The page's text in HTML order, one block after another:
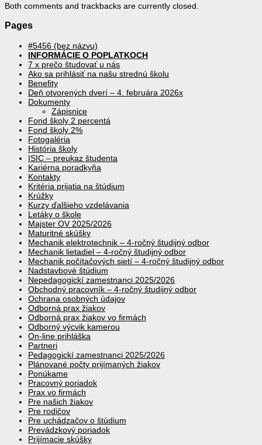
Both comments and trackbacks are currently closed.
Pages
#5456 (bez názvu)
INFORMÁCIE O POPLATKOCH
7 x prečo študovať u nás
Ako sa prihlásiť na našu strednú školu
Benefity
Deň otvorených dverí – 4. februára 2026x
Dokumenty
Zápisnice
Fond školy 2 percentá
Fond školy 2%
Fotogaléria
História školy
ISIC – preukaz študenta
Kariérna poradkyňa
Kontakty
Kritéria prijatia na štúdium
Krúžky
Kurzy ďalšieho vzdelávania
Letáky o škole
Majster OV 2025/2026
Maturitné skúšky
Mechanik elektrotechnik – 4-ročný študijný odbor
Mechanik lietadiel – 4-ročný študijný odbor
Mechanik počítačových sietí – 4-ročný študijný odbor
Nadstavbové štúdium
Nepedagogickí zamestnanci 2025/2026
Obchodný pracovník – 4-ročný študijný odbor
Ochrana osobných údajov
Odborná prax žiakov
Odborná prax žiakov vo firmách
Odborný výcvik kamerou
On-line prihláška
Partneri
Pedagogickí zamestnanci 2025/2026
Plánované počty prijímaných žiakov
Ponúkame
Pracovný poriadok
Prax vo firmách
Pre našich žiakov
Pre rodičov
Pre uchádzačov o štúdium
Prevádzkový poriadok
Prijímacie skúšky